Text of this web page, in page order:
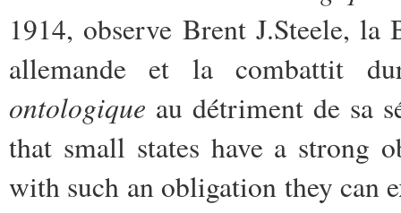
1914, observe Brent J.Steele, la
allemande et la combattit
ontologique au détriment de sa
that small states have a strong
with such an obligation they can